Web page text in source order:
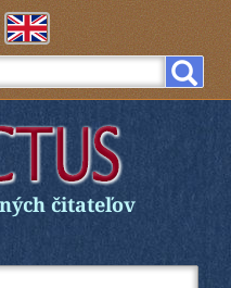
čitateľov